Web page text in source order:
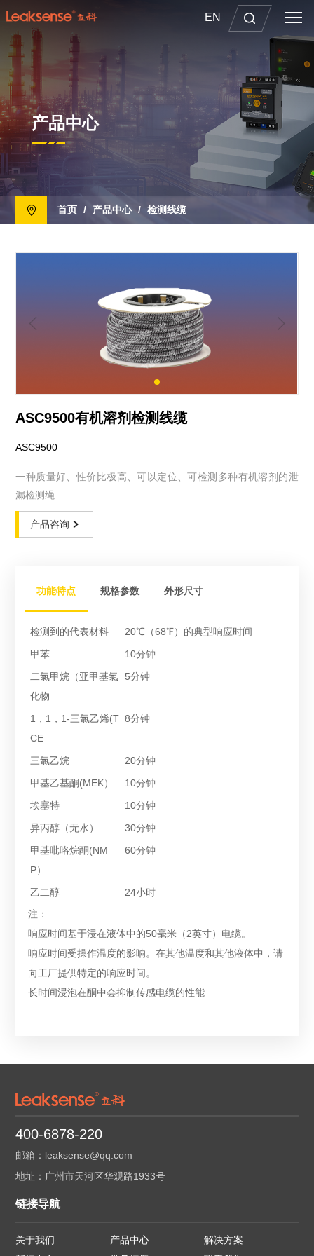
EN
产品中心
首页 / 产品中心 / 检测线缆
ASC9500有机溶剂检测线缆
ASC9500
一种质量好、性价比极高、可以定位、可检测多种有机溶剂的泄
漏检测绳
产品咨询
功能特点 规格参数 外形尺寸
检测到的代表材料
20℃（68℉）的典型响应时间
甲苯
10分钟
二氯甲烷（亚甲基氯
化物
5分钟
1，1，1-三氯乙烯(T
CE
8分钟
三氯乙烷
20分钟
甲基乙基酮(MEK）
10分钟
埃塞特
10分钟
异丙醇（无水）
30分钟
甲基吡咯烷酮(NM
P）
60分钟
乙二醇
24小时
注：
响应时间基于浸在液体中的50毫米（2英寸）电缆。
响应时间受操作温度的影响。在其他温度和其他液体中，请
向工厂提供特定的响应时间。
长时间浸泡在酮中会抑制传感电缆的性能
400-6878-220
邮箱：leaksense@qq.com
地址：广州市天河区华观路1933号
链接导航
关于我们 产品中心
解决方案